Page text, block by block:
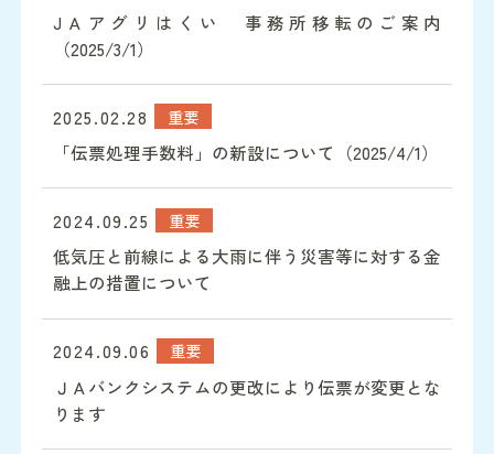
JＡアグリはくい 事務所移転のご案内
（2025/3/1）
2025.02.28 重要
「伝票処理手数料」の新設について（2025/4/1）
2024.09.25 重要
低気圧と前線による大雨に伴う災害等に対する金
融上の措置について
2024.09.06 重要
ＪＡバンクシステムの更改により伝票が変更とな
ります